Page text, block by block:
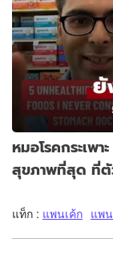
หมอโรคกระเพา
สุขภาพที่สุด ที่ตั
แท็ก : แพนเค้ก แพ